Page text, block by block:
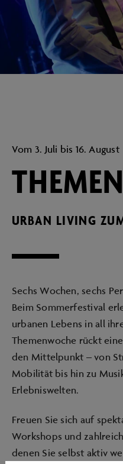
Vom 3. Juli bis 16. August
URBAN LIVING
Sechs Wochen, sechs
Beim Sommerfestival
urbanen Lebens in all
Themenwoche rückt
den Mittelpunkt – von
Mobilität bis hin zu
Erlebniswelten.
Freuen Sie sich auf
Workshops und
denen Sie selbst aktiv